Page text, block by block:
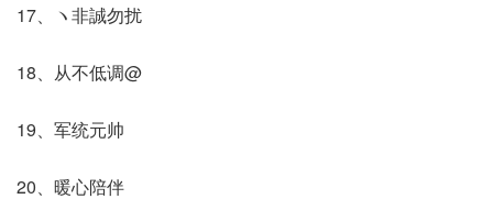
17、ヽ非誠勿扰
18、从不低调@
19、军统元帅
20、暖心陪伴